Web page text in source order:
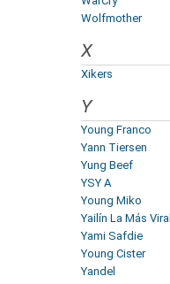
Wolfmother
X
Xikers
Y
Young Franco
Yann Tiersen
Yung Beef
YSY A
Young Miko
Yailín La Más Viral
Yami Safdie
Young Cister
Yandel